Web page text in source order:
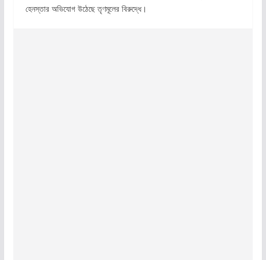
হেনস্তার অভিযোগ উঠেছে তৃণমূলের বিরুদ্ধে।